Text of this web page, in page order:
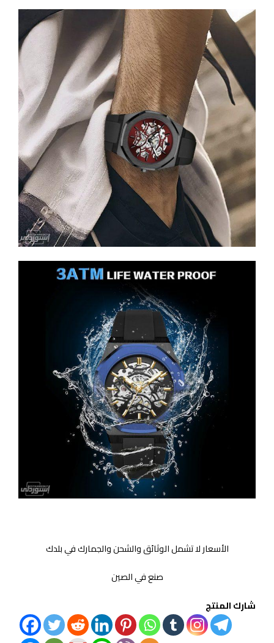
الأسعار لا تشمل الوثائق والشحن والجمارك في بلدك
صنع في الصين
شارك المنتج